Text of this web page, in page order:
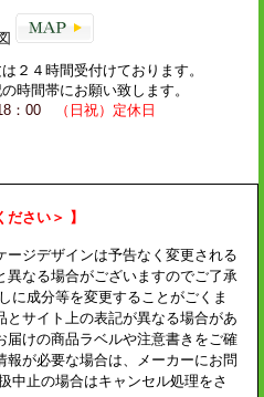
２４時間受付けております。
時間帯にお願い致します。
：00
（日祝）定休日
ださい＞ 】
ジデザインは予告なく変更される
異なる場合がございますのでご了承
に成分等を変更することがごくま
サイト上の表記が異なる場合があ
届けの商品ラベルや注意書きをご確
が必要な場合は、メーカーにお問
中止の場合はキャンセル処理をさ